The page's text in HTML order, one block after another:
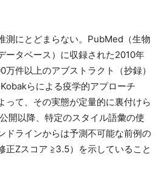
測にとどまらない。PubMed（生物
ータベース）に収録された2010年
件以上のアブストラクト（抄録）
らによる疫学的アプローチ
って、その実態が定量的に裏付けら
開以降、特定のスタイル語彙の使
ドラインからは予測不可能な前例の
正Zスコア ≧3.5）を示していること